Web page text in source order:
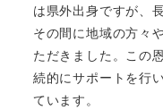
は県外出身ですが、
その間に地域の方々
ただきました。この
続的にサポートを行
ています。